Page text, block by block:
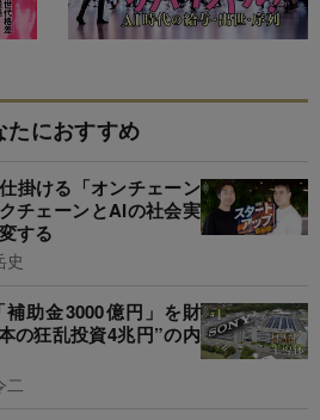
たにおすすめ
掛ける「オンチェーン
チェーンとAIの社会実
する
史
補助金3000億円」を財
の狂乱投資4兆円”の内
二